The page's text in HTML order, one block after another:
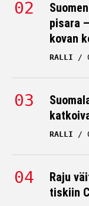
pisara
kovan
RALLI
RALLI
Raju
tiskiin